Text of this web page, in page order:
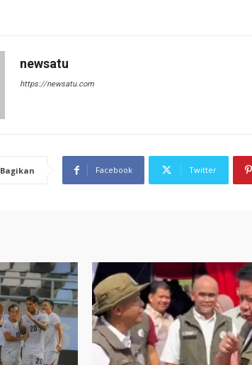
newsatu
https://newsatu.com
Bagikan Facebook Twitter